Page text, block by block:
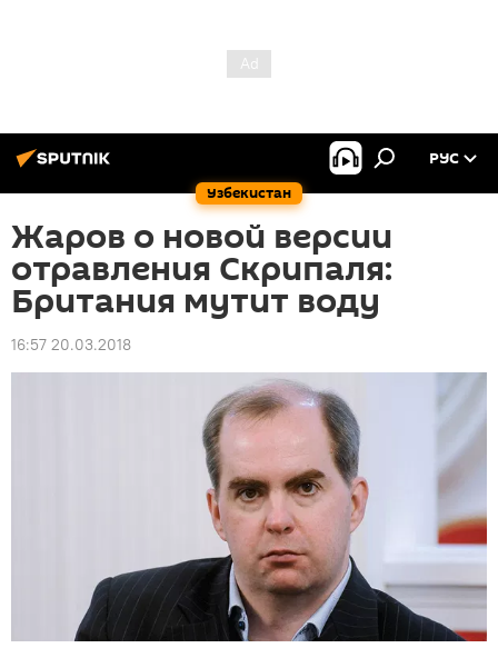
Узбекистан
РУС
Жаров о новой версии
отравления Скрипаля:
Британия мутит воду
16:57 20.03.2018